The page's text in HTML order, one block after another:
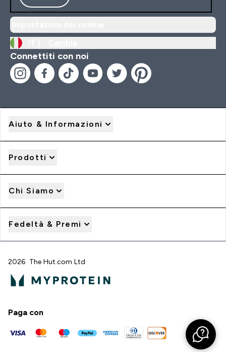
Connettiti con noi
Aiuto & Informazioni
Prodotti
Chi Siamo
Fedeltà & Premi
2026 The Hut.com Ltd
Paga con